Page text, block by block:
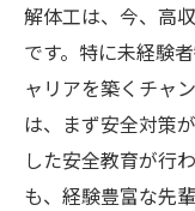
解体工は、今、高
です。特に未経験
ャリアを築くチャ
は、まず安全対策
した安全教育が行
も、経験豊富な先